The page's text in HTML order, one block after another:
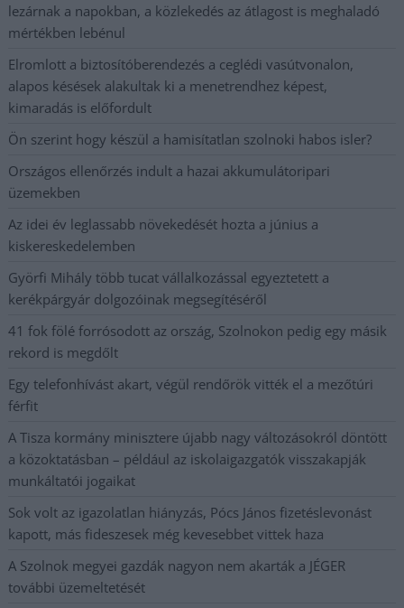
lezárnak a napokban, a közlekedés az átlagost is meghaladó
mértékben lebénul
Elromlott a biztosítóberendezés a ceglédi vasútvonalon,
alapos késések alakultak ki a menetrendhez képest,
kimaradás is előfordult
Ön szerint hogy készül a hamisítatlan szolnoki habos isler?
Országos ellenőrzés indult a hazai akkumulátoripari
üzemekben
Az idei év leglassabb növekedését hozta a június a
kiskereskedelemben
Györfi Mihály több tucat vállalkozással egyeztetett a
kerékpárgyár dolgozóinak megsegítéséről
41 fok fölé forrósodott az ország, Szolnokon pedig egy másik
rekord is megdőlt
Egy telefonhívást akart, végül rendőrök vitték el a mezőtúri
férfit
A Tisza kormány minisztere újabb nagy változásokról döntött
a közoktatásban – például az iskolaigazgatók visszakapják
munkáltatói jogaikat
Sok volt az igazolatlan hiányzás, Pócs János fizetéslevonást
kapott, más fideszesek még kevesebbet vittek haza
A Szolnok megyei gazdák nagyon nem akarták a JÉGER
további üzemeltetését